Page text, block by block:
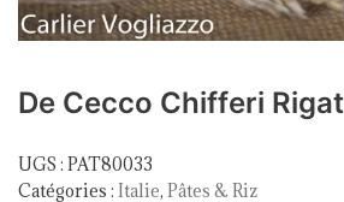
De Cecco Chifferi
UGS : PAT80033
Catégories : Italie, Pâtes & Riz